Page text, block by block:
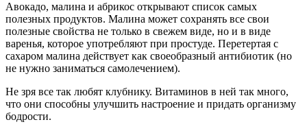
Авокадо, малина и абрикос открывают список самых
полезных продуктов. Малина может сохранять все свои
полезные свойства не только в свежем виде, но и в виде
варенья, которое употребляют при простуде. Перетертая с
сахаром малина действует как своеобразный антибиотик (но
не нужно заниматься самолечением).
Не зря все так любят клубнику. Витаминов в ней так много,
что они способны улучшить настроение и придать организму
бодрости.